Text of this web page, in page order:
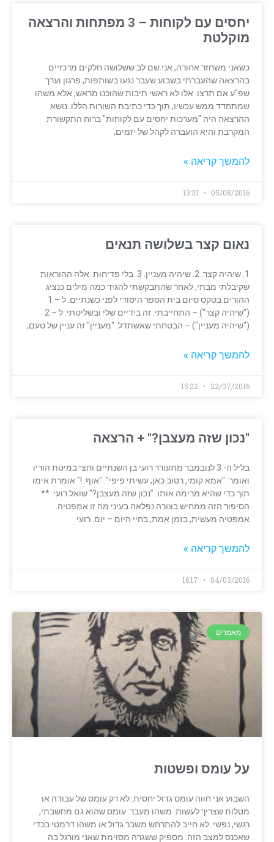
יחסים עם לקוחות – 3 מפתחות והרצאה
מוקלטת
כשאני משחזר אחורה, אני שם לב ששלושה חלקים מרכזיים
בהרצאה שהעברתי בשבוע שעבר נגעו בשותפות, פרגון וערך.
שפ"ע אם תרצו. אלו לא ראשי תיבות שהוכנו מראש, אלא משהו
שמתחדד ממש עכשיו, תוך כדי כתיבת השורות הללו. נושא
ההרצאה היה "מערכות יחסים עם לקוחות" ברוח התקשורת
המקרבת והיא הועברה לקהל של יזמים,
להמשך קריאה »
05/08/2016
נאום קצר בשלושה תנאים
1. שיהיה קצר. 2. שיהיה מעניין. 3. בלי פדיחות. אלה ההוראות
שקיבלתי מבתי, לאחר שהתבקשתי להגיד כמה מילים כנציג
ההורים בטקס סיום בית הספר היסודי לפני כשנתיים. ל – 1
("שיהיה קצר") – התחייבתי. זה בידיים שלי ובשליטתי. ל – 2
("שיהיה מעניין") – הבטחתי שאשתדל. "מעניין" זה עניין של טעם,
להמשך קריאה »
22/07/2016
"נכון שזה מעצבן?" + הרצאה
בליל ה- 3 לנובמבר מתעורר רועי בן השנתיים וחצי במיטת הוריו
ואומר: "אמא קומי, רטוב כאן, עשיתי פיפי". "אוף..!" אומרת אימו
תוך כדי שהיא מרימה אותו. "נכון שזה מעצבן?" שואל רועי. **
הסיפור הזה ממחיש בצורה נפלאה בעיני מה זו אמפטיה.
אמפטיה מעשית, בזמן אמת, בחיי היום – יום. רועי
להמשך קריאה »
04/03/2016
מאמרים
על עומס ופשטות
השבוע אני חווה עומס גדול יחסית. לא רק עומס של עבודה או
מטלות שצריך לעשות. משהו מעבר. עומס שהוא גם מחשבתי,
רגשי, נפשי. לא חייב להתרחש משבר גדול או משהו דרמטי בכדי
שאכנס למצב הזה. מספיק ששגרה מסוימת שאני מורגל בה